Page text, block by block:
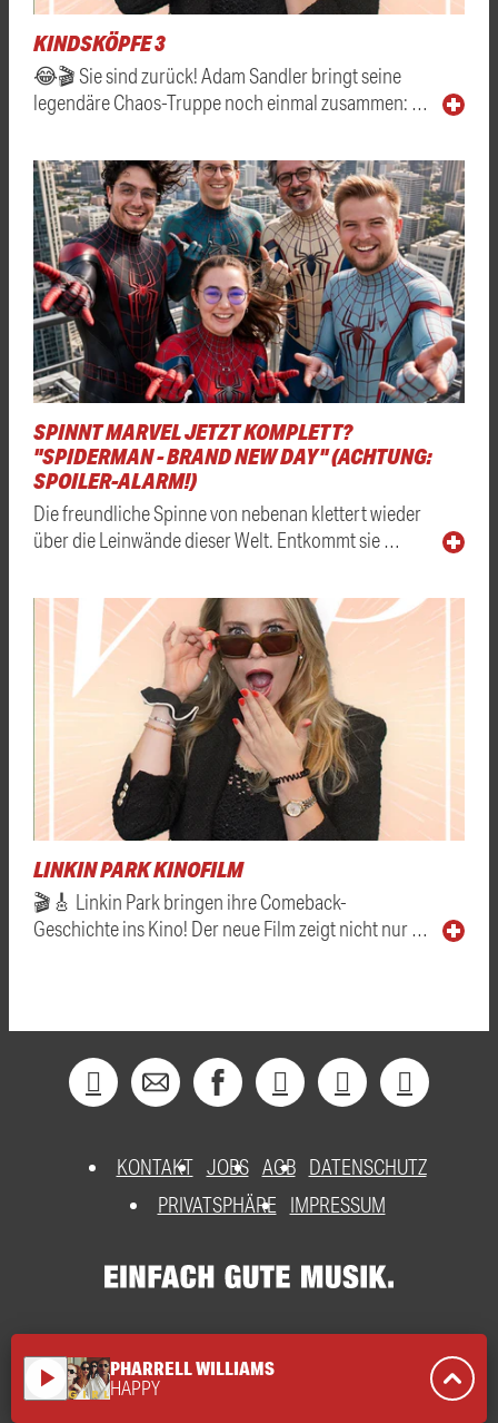
KINDSKÖPFE 3
😂🎬 Sie sind zurück! Adam Sandler bringt seine
legendäre Chaos-Truppe noch einmal zusammen: …
SPINNT MARVEL JETZT KOMPLETT?
"SPIDERMAN - BRAND NEW DAY" (ACHTUNG:
SPOILER-ALARM!)
Die freundliche Spinne von nebenan klettert wieder
über die Leinwände dieser Welt. Entkommt sie …
LINKIN PARK KINOFILM
🎬🎸 Linkin Park bringen ihre Comeback-
Geschichte ins Kino! Der neue Film zeigt nicht nur …
KONTAKT JOBS AGB DATENSCHUTZ
PRIVATSPHÄRE
IMPRESSUM
play_arrow PHARRELL WILLIAMS
HAPPY